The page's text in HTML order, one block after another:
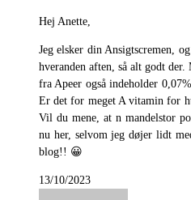
Hej Anette,
Jeg elsker din Ansigtscremen,
hveranden aften, så alt godt
fra Apeer også indeholder
Er det for meget A vitamin for
Vil du mene, at n mandelstor
nu her, selvom jeg døjer lidt
blog!! 😀
13/10/2023